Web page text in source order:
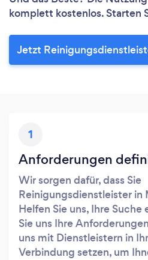
komplett kostenlos. Starten
Jetzt
1
Anforderungen
Wir sorgen dafür, dass Sie
Reinigungsdienstleister
Helfen Sie uns, Ihre Suche
Sie uns Ihre
uns mit Dienstleistern in
Verbindung setzen, um